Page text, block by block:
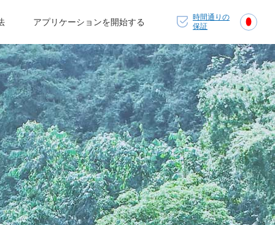
アプリケーションを開始する
時間通りの
保証